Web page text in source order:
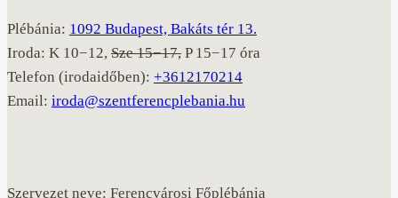
Plébánia: 1092 Budapest, Bakáts tér 13.
Iroda: K 10−12, Sze 15−17, P 15−17 óra
Telefon (irodaidőben): +3612170214
Email: iroda@szentferencplebania.hu
Szervezet neve: Ferencvárosi Főplébánia